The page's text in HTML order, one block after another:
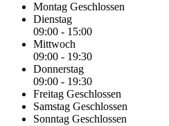
Montag Geschlossen
Dienstag
09:00 - 15:00
Mittwoch
09:00 - 19:30
Donnerstag
09:00 - 19:30
Freitag Geschlossen
Samstag Geschlossen
Sonntag Geschlossen